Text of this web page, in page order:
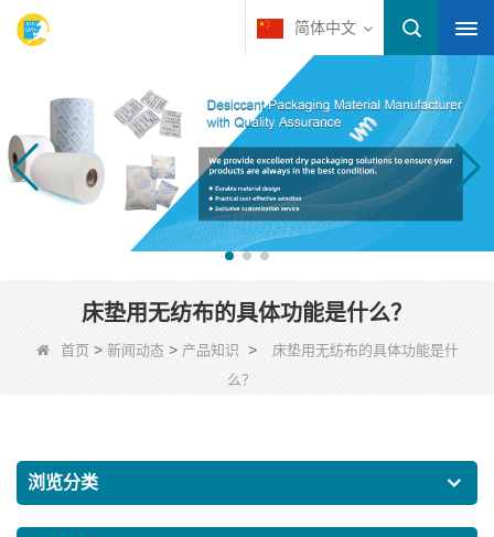
简体中文
床垫用无纺布的具体功能是什么？
首页 > 新闻动态> 产品知识 >
床垫用无纺布的具体功能是什
么？
浏览分类